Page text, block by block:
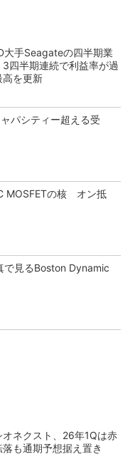
大手Seagateの四半期業
3四半期連続で利益率が過
高を更新
パシティー超える受
MOSFETの核 オン抵
で見るBoston Dynamic
オネクスト、26年1Qは赤
落も通期予想据え置き